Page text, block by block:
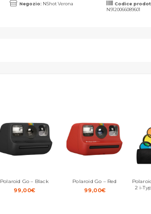
Negozio: NShot Verona Codice
N9120066089601
Polaroid Go – Black
99,00€
Polaroid Go – Red
99,00€
2 i-